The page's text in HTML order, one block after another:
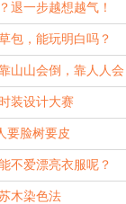
退一步越想越气！
包，能玩明白吗？
山山会倒，靠人人会
装设计大赛
要脸树要皮
不爱漂亮衣服呢？
木染色法